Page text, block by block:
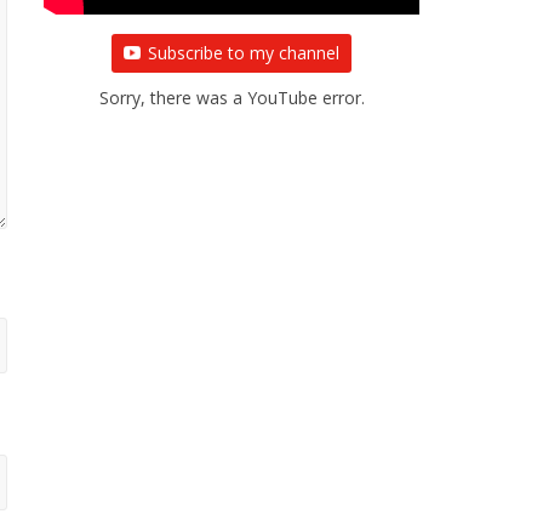
Subscribe to my channel
Sorry, there was a YouTube error.